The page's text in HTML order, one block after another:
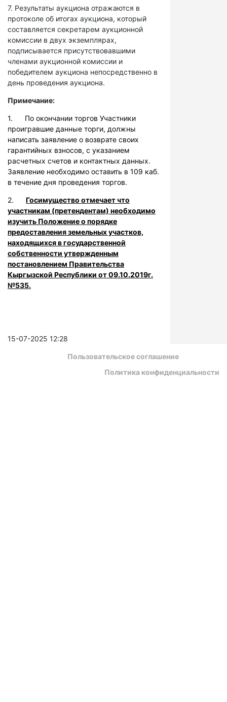
7. Результаты аукциона отражаются в
протоколе об итогах аукциона, который
составляется секретарем аукционной
комиссии в двух экземплярах,
подписывается присутствовавшими
членами аукционной комиссии и
победителем аукциона непосредственно в
день проведения аукциона.
Примечание:
1. По окончании торгов Участники
проигравшие данные торги, должны
написать заявление о возврате своих
гарантийных взносов, с указанием
расчетных счетов и контактных данных.
Заявление необходимо оставить в 109 каб.
в течение дня проведения торгов.
2. Госимущество отмечает что
участникам (претендентам) необходимо
изучить Положение о порядке
предоставления земельных участков,
находящихся в государственной
собственности утвержденным
постановлением Правительства
Кыргызской Республики от 09.10.2019г.
№535.
15-07-2025 12:28
Пользовательское соглашение
Политика конфиденциальности